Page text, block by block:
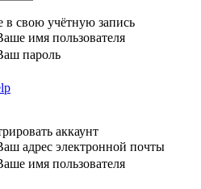
в свою учётную запись
имя пользователя
пароль
аккаунт
адрес электронной почты
имя пользователя